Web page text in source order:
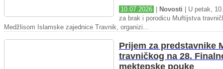
10.07.2026 Novosti | U petak,
za brak i porodicu Muftijstva
Medžlisom Islamske zajednice Travnik, organizi...
Prijem za predstavnike
travničkog na 28.
mektepske pouke